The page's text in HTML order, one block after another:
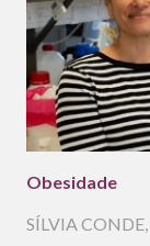
Obesidade
SÍLVIA CONDE,